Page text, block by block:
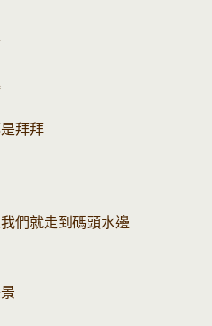
拜拜
們就走到碼頭水邊